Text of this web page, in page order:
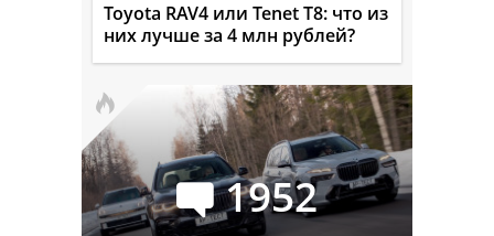
Toyota RAV4 или Tenet T8: что из
них лучше за 4 млн рублей?
1952